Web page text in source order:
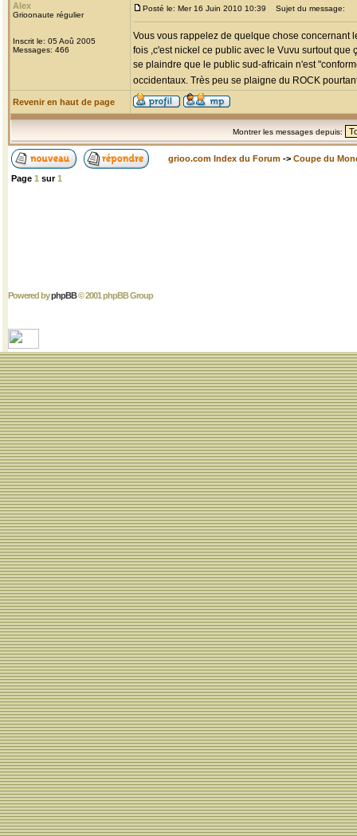
Alex
Grioonaute régulier
Inscrit le: 05 Aoû 2005
Messages: 466
Posté le: Mer 16 Juin 2010 10:39 Sujet du message:
Vous vous rappelez de quelque chose concernant
fois ,c'est nickel ce public avec le Vuvu surtout que
se plaindre que le public sud-africain n'est
occidentaux. Très peu se plaigne du ROCK
Revenir en haut de page
Montrer les messages depuis:
grioo.com Index du Forum -> Coupe du
Page 1 sur1
Powered byphpBB© 2001 phpBB Group